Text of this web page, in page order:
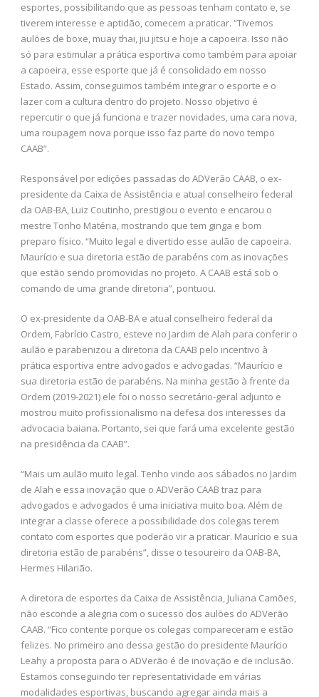
esportes, possibilitando que as pessoas tenham contato e, se
tiverem interesse e aptidão, comecem a praticar. “Tivemos
aulões de boxe, muay thai, jiu jitsu e hoje a capoeira. Isso não
só para estimular a prática esportiva como também para apoiar
a capoeira, esse esporte que já é consolidado em nosso
Estado. Assim, conseguimos também integrar o esporte e o
lazer com a cultura dentro do projeto. Nosso objetivo é
repercutir o que já funciona e trazer novidades, uma cara nova,
uma roupagem nova porque isso faz parte do novo tempo
CAAB”.
Responsável por edições passadas do ADVerão CAAB, o ex-
presidente da Caixa de Assistência e atual conselheiro federal
da OAB-BA, Luiz Coutinho, prestigiou o evento e encarou o
mestre Tonho Matéria, mostrando que tem ginga e bom
preparo físico. “Muito legal e divertido esse aulão de capoeira.
Maurício e sua diretoria estão de parabéns com as inovações
que estão sendo promovidas no projeto. A CAAB está sob o
comando de uma grande diretoria”, pontuou.
O ex-presidente da OAB-BA e atual conselheiro federal da
Ordem, Fabrício Castro, esteve no Jardim de Alah para conferir o
aulão e parabenizou a diretoria da CAAB pelo incentivo à
prática esportiva entre advogados e advogadas. “Maurício e
sua diretoria estão de parabéns. Na minha gestão à frente da
Ordem (2019-2021) ele foi o nosso secretário-geral adjunto e
mostrou muito profissionalismo na defesa dos interesses da
advocacia baiana. Portanto, sei que fará uma excelente gestão
na presidência da CAAB”.
“Mais um aulão muito legal. Tenho vindo aos sábados no Jardim
de Alah e essa inovação que o ADVerão CAAB traz para
advogados e advogados é uma iniciativa muito boa. Além de
integrar a classe oferece a possibilidade dos colegas terem
contato com esportes que poderão vir a praticar. Maurício e sua
diretoria estão de parabéns”, disse o tesoureiro da OAB-BA,
Hermes Hilarião.
A diretora de esportes da Caixa de Assistência, Juliana Camões,
não esconde a alegria com o sucesso dos aulões do ADVerão
CAAB. “Fico contente porque os colegas compareceram e estão
felizes. No primeiro ano dessa gestão do presidente Maurício
Leahy a proposta para o ADVerão é de inovação e de inclusão.
Estamos conseguindo ter representatividade em várias
modalidades esportivas, buscando agregar ainda mais a